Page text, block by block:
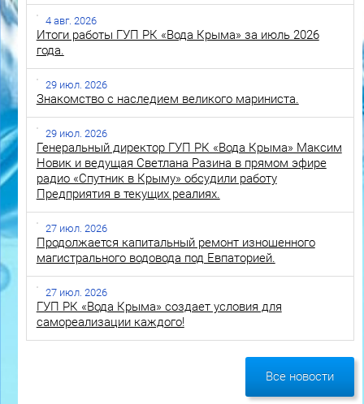
4 авг. 2026
Итоги работы ГУП РК «Вода Крыма» за июль 2026
года.
29 июл. 2026
Знакомство с наследием великого мариниста.
29 июл. 2026
Генеральный директор ГУП РК «Вода Крыма» Максим
Новик и ведущая Светлана Разина в прямом эфире
радио «Спутник в Крыму» обсудили работу
Предприятия в текущих реалиях.
27 июл. 2026
Продолжается капитальный ремонт изношенного
магистрального водовода под Евпаторией.
27 июл. 2026
ГУП РК «Вода Крыма» создает условия для
самореализации каждого!
Все новости